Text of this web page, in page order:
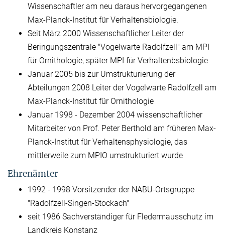
Wissenschaftler am neu daraus hervorgegangenen
Max-Planck-Institut für Verhaltensbiologie.
Seit März 2000 Wissenschaftlicher Leiter der
Beringungszentrale "Vogelwarte Radolfzell" am MPI
für Ornithologie, später MPI für Verhaltenbsbiologie
Januar 2005 bis zur Umstrukturierung der
Abteilungen 2008 Leiter der Vogelwarte Radolfzell am
Max-Planck-Institut für Ornithologie
Januar 1998 - Dezember 2004 wissenschaftlicher
Mitarbeiter von Prof. Peter Berthold am früheren Max-
Planck-Institut für Verhaltensphysiologie, das
mittlerweile zum MPIO umstrukturiert wurde
Ehrenämter
1992 - 1998 Vorsitzender der NABU-Ortsgruppe
"Radolfzell-Singen-Stockach"
seit 1986 Sachverständiger für Fledermausschutz im
Landkreis Konstanz